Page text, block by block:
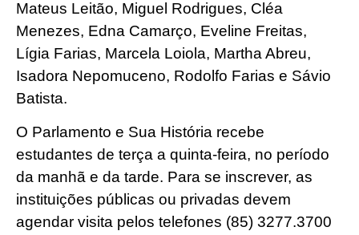
Mateus Leitão, Miguel Rodrigues, Cléa
Menezes, Edna Camarço, Eveline Freitas,
Lígia Farias, Marcela Loiola, Martha Abreu,
Isadora Nepomuceno, Rodolfo Farias e Sávio
Batista.
O Parlamento e Sua História recebe
estudantes de terça a quinta-feira, no período
da manhã e da tarde. Para se inscrever, as
instituições públicas ou privadas devem
agendar visita pelos telefones (85) 3277.3700